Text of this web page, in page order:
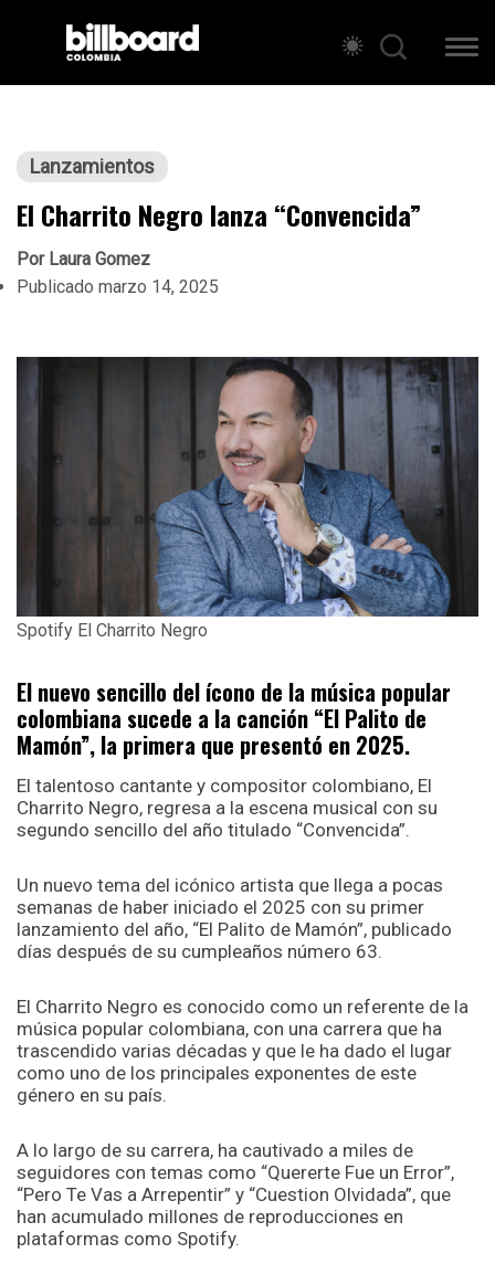
Lanzamientos
El Charrito Negro lanza “Convencida”
PorLaura Gomez
Publicado marzo 14, 2025
Spotify El Charrito Negro
El nuevo sencillo del ícono de la música popular
colombiana sucede a la canción “El Palito de
Mamón”, la primera que presentó en 2025.
El talentoso cantante y compositor colombiano, El
Charrito Negro, regresa a la escena musical con su
segundo sencillo del año titulado “Convencida”.
Un nuevo tema del icónico artista que llega a pocas
semanas de haber iniciado el 2025 con su primer
lanzamiento del año, “El Palito de Mamón”, publicado
días después de su cumpleaños número 63.
El Charrito Negro es conocido como un referente de la
música popular colombiana, con una carrera que ha
trascendido varias décadas y que le ha dado el lugar
como uno de los principales exponentes de este
género en su país.
A lo largo de su carrera, ha cautivado a miles de
seguidores con temas como “Quererte Fue un Error”,
“Pero Te Vas a Arrepentir” y “Cuestion Olvidada”, que
han acumulado millones de reproducciones en
plataformas como Spotify.